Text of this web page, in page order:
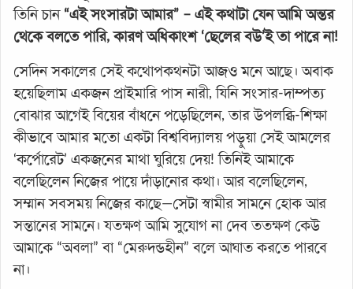
তিনি চান “এই সংসারটা আমার” – এই কথাটা যেন আমি অন্তর
থেকে বলতে পারি, কারণ অধিকাংশ ‘ছেলের বউ’ই তা পারে না!
সেদিন সকালের সেই কথোপকথনটা আজও মনে আছে। অবাক
হয়েছিলাম একজন প্রাইমারি পাস নারী, যিনি সংসার-দাম্পত্য
বোঝার আগেই বিয়ের বাঁধনে পড়েছিলেন, তার উপলব্ধি-শিক্ষা
কীভাবে আমার মতো একটা বিশ্ববিদ্যালয় পড়ুয়া সেই আমলের
‘কর্পোরেট’ একজনের মাথা ঘুরিয়ে দেয়! তিনিই আমাকে
বলেছিলেন নিজের পায়ে দাঁড়ানোর কথা। আর বলেছিলেন,
সম্মান সবসময় নিজের কাছে—সেটা স্বামীর সামনে হোক আর
সন্তানের সামনে। যতক্ষণ আমি সুযোগ না দেব ততক্ষণ কেউ
আমাকে “অবলা” বা “মেরুদন্ডহীন” বলে আঘাত করতে পারবে
না।